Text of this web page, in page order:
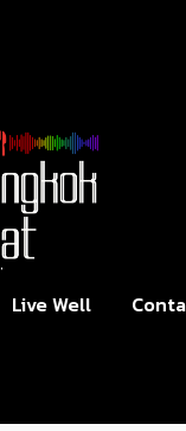
Live Well